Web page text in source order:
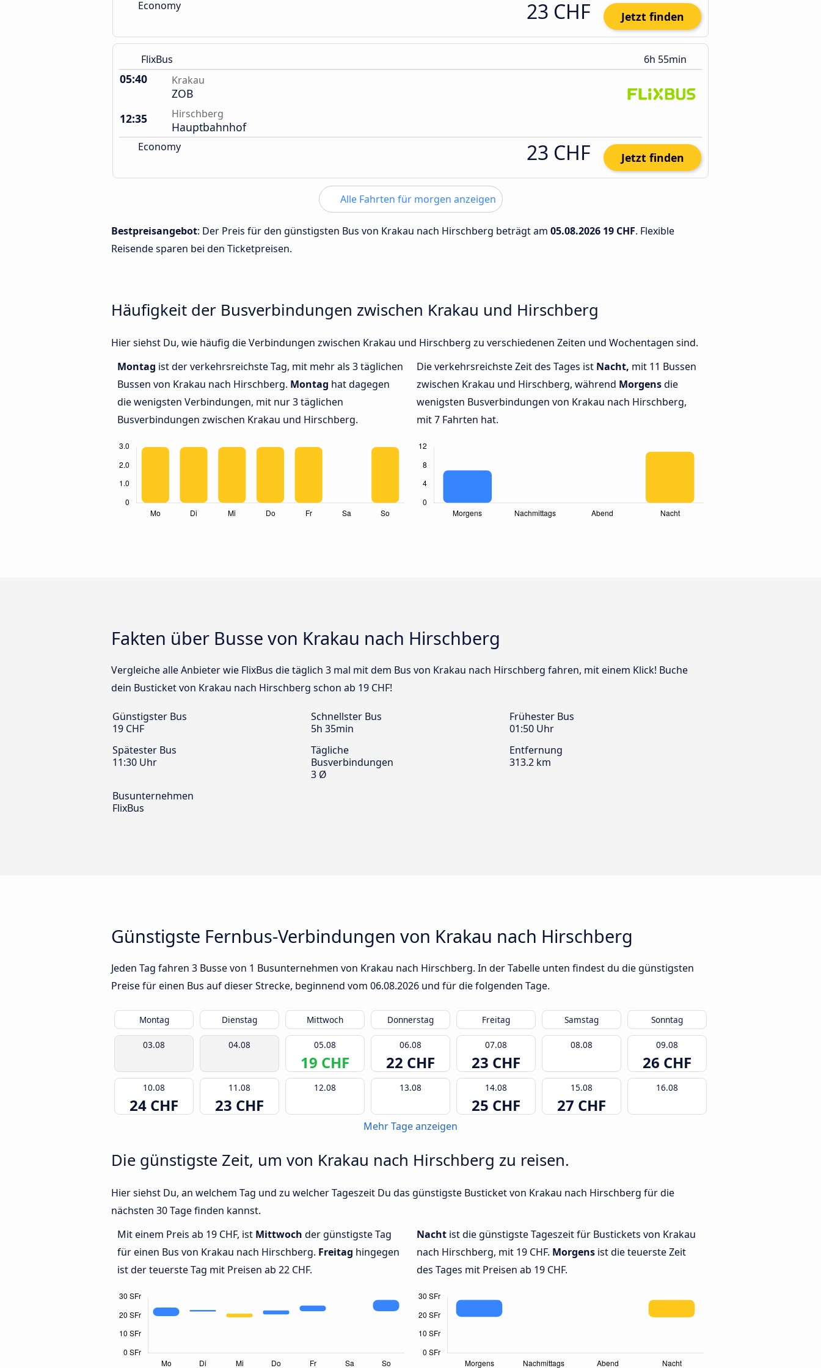
Economy 23 CHF Jetzt finden
FlixBus 6h 55min
05:40 Krakau
ZOB
12:35
Hirschberg
Hauptbahnhof
Economy 23 CHF Jetzt finden
Alle Fahrten für morgen anzeigen
Bestpreisangebot: Der Preis für den günstigsten Bus von Krakau nach Hirschberg beträgt am 05.08.2026 19 CHF. Flexible
Reisende sparen bei den Ticketpreisen.
Häufigkeit der Busverbindungen zwischen Krakau und Hirschberg
Hier siehst Du, wie häufig die Verbindungen zwischen Krakau und Hirschberg zu verschiedenen Zeiten und Wochentagen sind.
Montag ist der verkehrsreichste Tag, mit mehr als 3 täglichen
Bussen von Krakau nach Hirschberg. Montag hat dagegen
die wenigsten Verbindungen, mit nur 3 täglichen
Busverbindungen zwischen Krakau und Hirschberg.
Die verkehrsreichste Zeit des Tages ist Nacht, mit 11 Bussen
zwischen Krakau und Hirschberg, während Morgensdie
wenigsten Busverbindungen von Krakau nach Hirschberg,
mit 7 Fahrten hat.
Fakten über Busse von Krakau nach Hirschberg
Vergleiche alle Anbieter wie FlixBus die täglich 3 mal mit dem Bus von Krakau nach Hirschberg fahren, mit einem Klick! Buche
dein Busticket von Krakau nach Hirschberg schon ab 19 CHF!
Günstigster Bus
19 CHF
Schnellster Bus
5h 35min
Frühester Bus
01:50 Uhr
Spätester Bus
11:30 Uhr
Tägliche
Busverbindungen
3 Ø
Entfernung
313.2 km
Busunternehmen
FlixBus
Günstigste Fernbus-Verbindungen von Krakau nach Hirschberg
Jeden Tag fahren 3 Busse von 1 Busunternehmen von Krakau nach Hirschberg. In der Tabelle unten findest du die günstigsten
Preise für einen Bus auf dieser Strecke, beginnend vom 06.08.2026 und für die folgenden Tage.
Montag Dienstag Mittwoch Donnerstag Freitag Samstag Sonntag
03.08 04.08 05.08
19 CHF
06.08
22 CHF
07.08
23 CHF
08.08 09.08
26 CHF
10.08
24 CHF
11.08
23 CHF
12.08 13.08 14.08
25 CHF
15.08
27 CHF
16.08
Mehr Tage anzeigen
Die günstigste Zeit, um von Krakau nach Hirschberg zu reisen.
Hier siehst Du, an welchem Tag und zu welcher Tageszeit Du das günstigste Busticket von Krakau nach Hirschberg für die
nächsten 30 Tage finden kannst.
Mit einem Preis ab 19 CHF, ist Mittwoch der günstigste Tag
für einen Bus von Krakau nach Hirschberg. Freitag hingegen
ist der teuerste Tag mit Preisen ab 22 CHF.
Nacht ist die günstigste Tageszeit für Bustickets von Krakau
nach Hirschberg, mit 19 CHF. Morgens ist die teuerste Zeit
des Tages mit Preisen ab 19 CHF.